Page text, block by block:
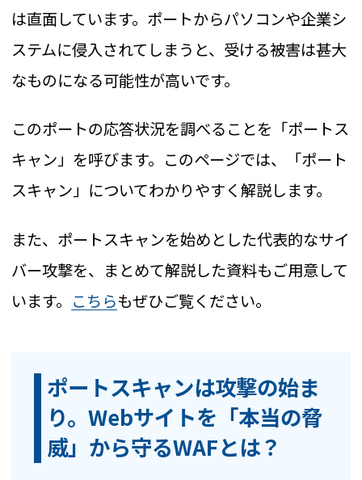
は直面しています。ポートからパソコンや企業シ
ステムに侵入されてしまうと、受ける被害は甚大
なものになる可能性が高いです。
このポートの応答状況を調べることを「ポートス
キャン」を呼びます。このページでは、「ポート
スキャン」についてわかりやすく解説します。
また、ポートスキャンを始めとした代表的なサイ
バー攻撃を、まとめて解説した資料もご用意して
います。 こちらもぜひご覧ください。
ポートスキャンは攻撃の始ま
り。Webサイトを「本当の脅
威」から守るWAFとは？